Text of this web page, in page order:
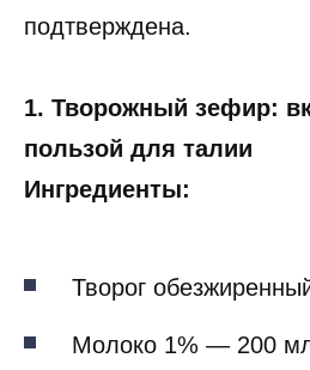
подтверждена.
1. Творожный зефир:
пользой для талии
Ингредиенты:
Творог
Молоко 1% — 200